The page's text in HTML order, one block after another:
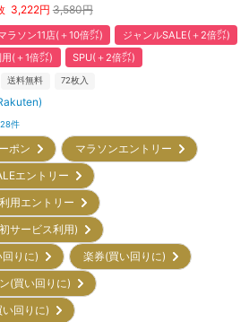
3,222円 3,580円
ラソン11店(＋10倍㌽)
ジャンルSALE(＋2倍㌽)
(＋1倍㌽)
SPU(＋2倍㌽)
送料無料 72枚入
件
ポン
マラソンエントリー
エントリー
用エントリー
サービス利用)
回りに)
楽券(買い回りに)
(買い回りに)
い回りに)